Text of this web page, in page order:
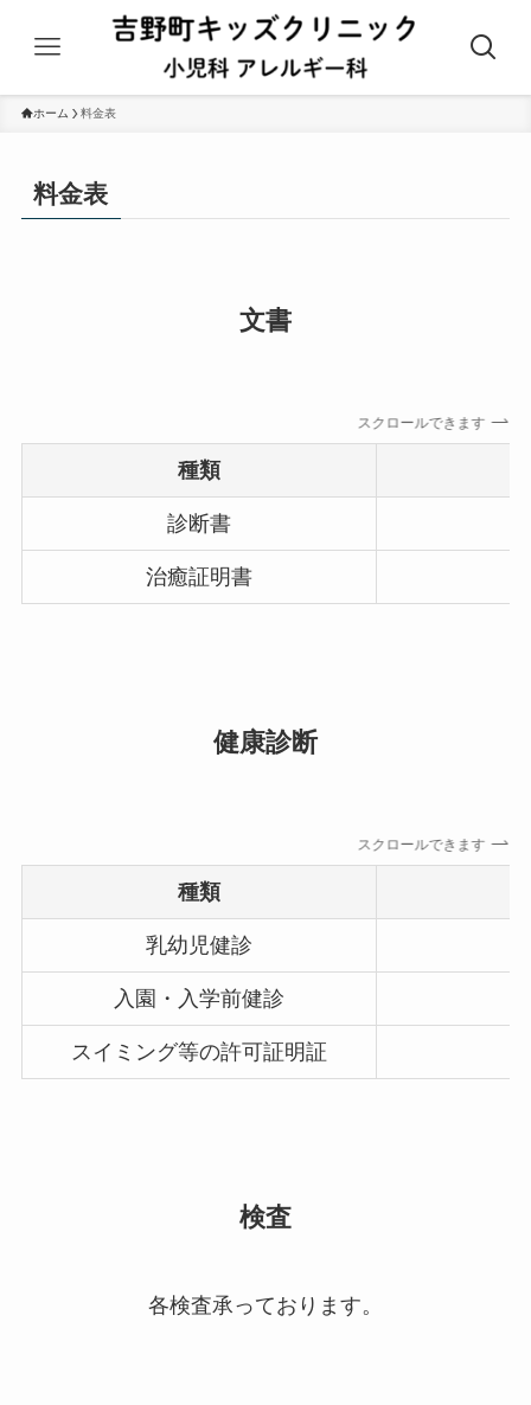
ホーム 料金表
料金表
文書
スクロールできます
種類
診断書
治癒証明書
健康診断
スクロールできます
種類
乳幼児健診
入園・入学前健診
スイミング等の許可証明証
検査
各検査承っております。